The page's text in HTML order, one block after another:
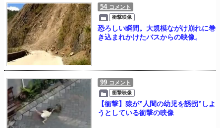
54 コメント
衝撃映像
恐ろしい瞬間。大規模ながけ崩れに巻
き込まれかけたバスからの映像。
99 コメント
衝撃映像
【衝撃】猿が”人間の幼児を誘拐”しよ
うとしている衝撃の映像